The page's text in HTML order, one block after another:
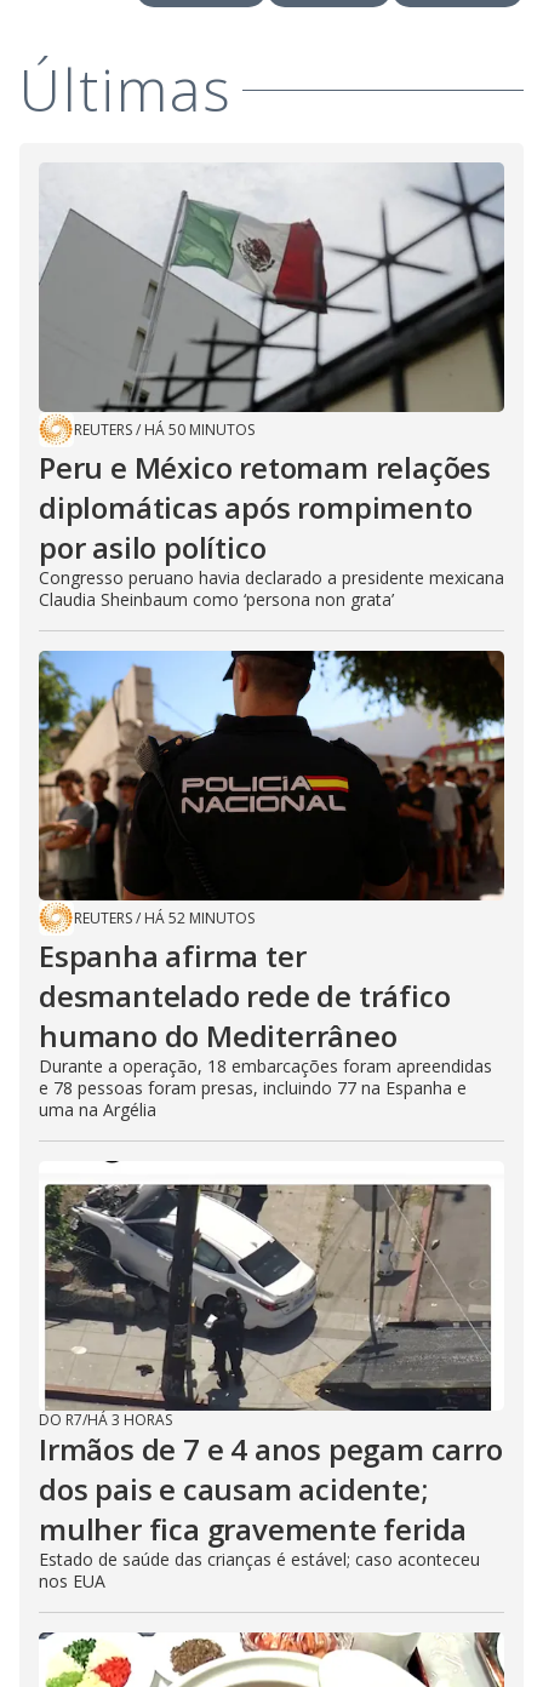
Últimas
REUTERS/ HÁ 50 MINUTOS
Peru e México retomam relações
diplomáticas após rompimento
por asilo político
Congresso peruano havia declarado a presidente mexicana
Claudia Sheinbaum como ‘persona non grata’
REUTERS/ HÁ 52 MINUTOS
Espanha afirma ter
desmantelado rede de tráfico
humano do Mediterrâneo
Durante a operação, 18 embarcações foram apreendidas
e 78 pessoas foram presas, incluindo 77 na Espanha e
uma na Argélia
DO R7/HÁ 3 HORAS
Irmãos de 7 e 4 anos pegam carro
dos pais e causam acidente;
mulher fica gravemente ferida
Estado de saúde das crianças é estável; caso aconteceu
nos EUA